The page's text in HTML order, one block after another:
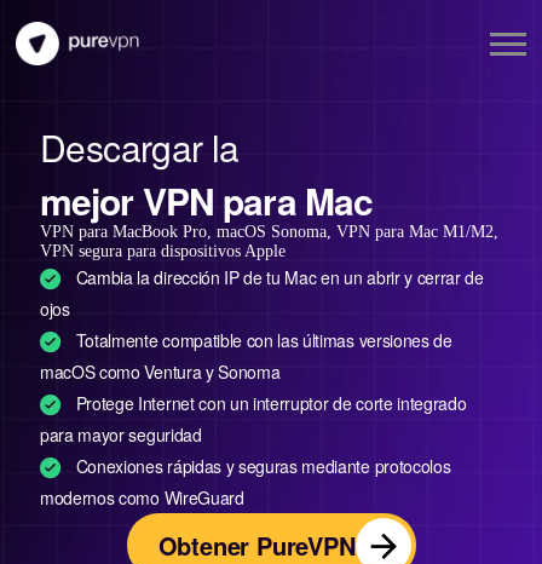
Descargar la
mejor VPN para Mac
VPN para MacBook Pro, macOS Sonoma, VPN para Mac M1/M2,
VPN segura para dispositivos Apple
Cambia la dirección IP de tu Mac en un abrir y cerrar de
ojos
Totalmente compatible con las últimas versiones de
macOS como Ventura y Sonoma
Protege Internet con un interruptor de corte integrado
para mayor seguridad
Conexiones rápidas y seguras mediante protocolos
modernos como WireGuard
Obtener PureVPN